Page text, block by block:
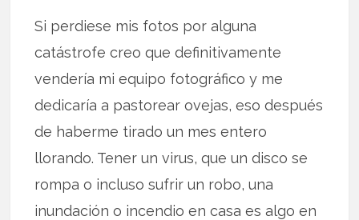
Si perdiese mis fotos por alguna
catástrofe creo que definitivamente
vendería mi equipo fotográfico y me
dedicaría a pastorear ovejas, eso después
de haberme tirado un mes entero
llorando. Tener un virus, que un disco se
rompa o incluso sufrir un robo, una
inundación o incendio en casa es algo en